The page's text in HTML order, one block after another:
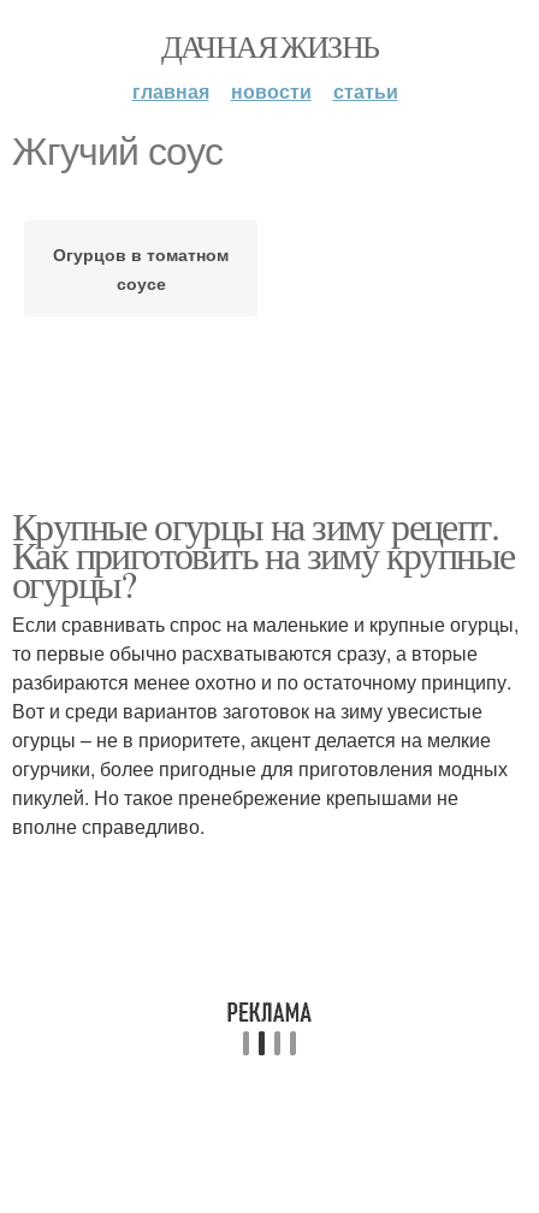
ДАЧНАЯ ЖИЗНЬ
главная новости статьи
Жгучий соус
Огурцов в томатном
соусе
Крупные огурцы на зиму рецепт.
Как приготовить на зиму крупные
огурцы?
Если сравнивать спрос на маленькие и крупные огурцы,
то первые обычно расхватываются сразу, а вторые
разбираются менее охотно и по остаточному принципу.
Вот и среди вариантов заготовок на зиму увесистые
огурцы – не в приоритете, акцент делается на мелкие
огурчики, более пригодные для приготовления модных
пикулей. Но такое пренебрежение крепышами не
вполне справедливо.